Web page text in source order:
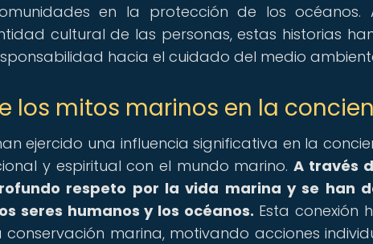
en la protección de los océanos.
cultural de las personas, estas historias
hacia el cuidado del medio
los mitos marinos en la
ejercido una influencia significativa en la
y espiritual con el mundo marino.A través
respeto por la vida marina y se han
seres humanos y los océanos. Esta conexión
marina, motivando acciones